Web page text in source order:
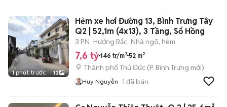
1 phút trước 12
Hẻm xe hơi Đường 13, Bình Trưng Tây
Q2 | 52,1m (4x13), 3 Tầng, Sổ Hồng
3 PN Hướng Bắc Nhà ngõ, hẻm
7,6 tỷ 146 tr/m² 52 m²
Thành phố Thủ Đức (P. Bình Trưng mới)
Huy Nguyễn 1 đã bán